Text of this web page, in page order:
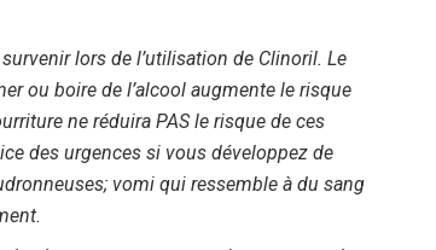
lors de l’utilisation de Clinoril. Le
ou boire de l’alcool augmente le risque
ne réduira PAS le risque de ces
des urgences si vous développez de
vomi qui ressemble à du sang